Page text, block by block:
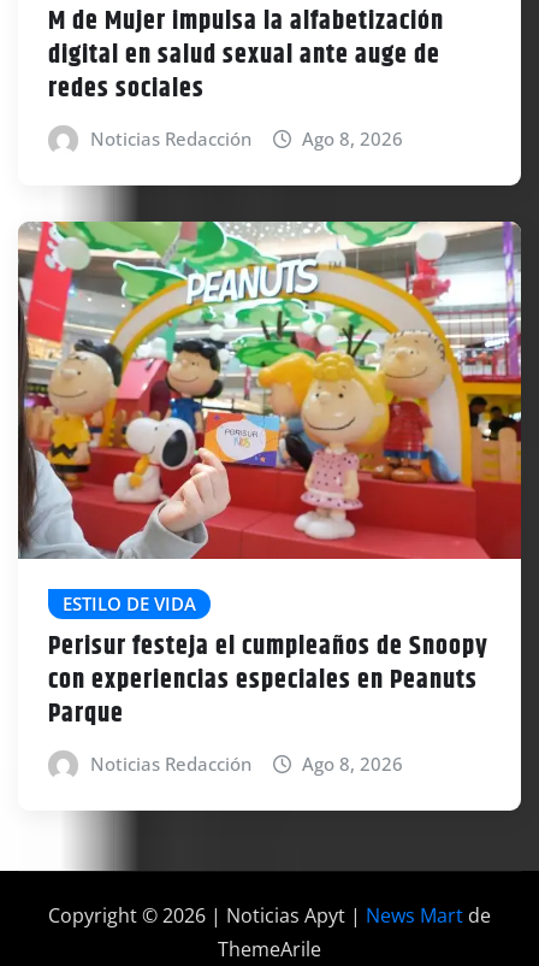
M de Mujer impulsa la alfabetización
digital en salud sexual ante auge de
redes sociales
Noticias Redacción Ago 8, 2026
ESTILO DE VIDA
Perisur festeja el cumpleaños de Snoopy
con experiencias especiales en Peanuts
Parque
Noticias Redacción Ago 8, 2026
Copyright © 2026 | Noticias Apyt | News Mart de
ThemeArile